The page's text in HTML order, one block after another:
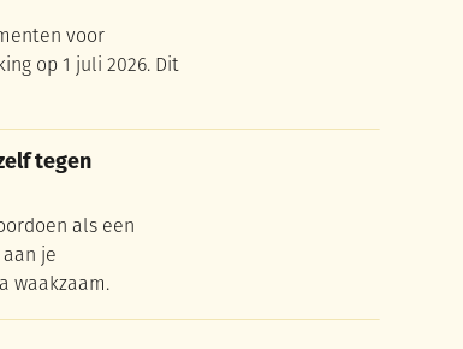
voor
op 1 juli 2026. Dit
tegen oplichting
tegen
als een
je
waakzaam.